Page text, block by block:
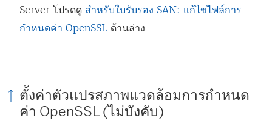
ง
ใ
Server โปรดดู สำหรับใบรับรอง SAN: แก้ไขไฟล์การ
กำหนดค่า OpenSSL ด้านล่าง
ตั้งค่าตัวแปรสภาพแวดล้อมการกำหนด
ค่า OpenSSL (ไม่บังคับ)